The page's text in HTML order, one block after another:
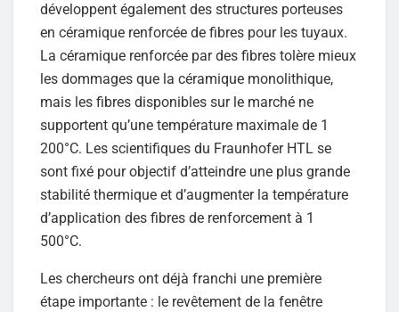
développent également des structures porteuses
en céramique renforcée de fibres pour les tuyaux.
La céramique renforcée par des fibres tolère mieux
les dommages que la céramique monolithique,
mais les fibres disponibles sur le marché ne
supportent qu’une température maximale de 1
200°C. Les scientifiques du Fraunhofer HTL se
sont fixé pour objectif d’atteindre une plus grande
stabilité thermique et d’augmenter la température
d’application des fibres de renforcement à 1
500°C.
Les chercheurs ont déjà franchi une première
étape importante : le revêtement de la fenêtre